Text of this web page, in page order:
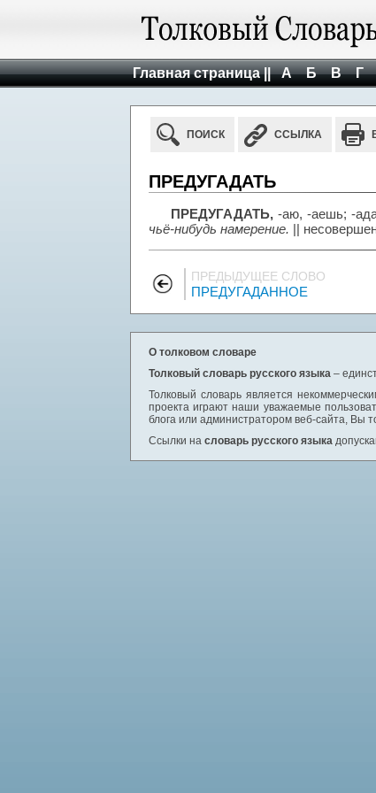
Главная страница || А Б В Г
ПОИСК ССЫЛКА
ПРЕДУГАДАТЬ
ПРЕДУГАДАТЬ, -аю, -аешь; -
чьё-нибудь намерение. ||
ПРЕДЫДУЩЕЕ СЛОВО
ПРЕДУГАДАННОЕ
О толковом словаре
Толковый словарь русского языка –
Толковый словарь является
проекта играют наши уважаемые
блога или администратором веб-сайта, Вы
Ссылки на словарь русского языка